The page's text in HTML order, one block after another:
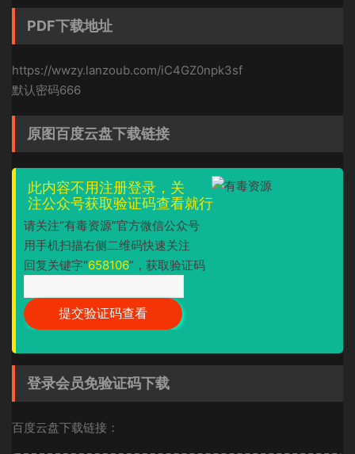
PDF下载地址
https://wwzy.lanzoub.com/iC4GZ0npk3sf
默认密码666
原图百度云盘下载链接
此内容不用注册登录，关
注公众号获取验证码查看就行
请关注“有毒资源”官方微信公众号
用手机扫描右侧二维码快速关注
回复关键字“658106”，获取验证码
登录会员免验证码下载
百度云盘下载链接：